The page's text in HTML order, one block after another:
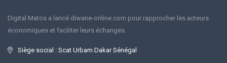
Digital Matos a lancé diwane-online.com pour rapprocher les acteurs
économiques et faciliter leurs échanges.
Siège social : Scat Urbam Dakar Sénégal